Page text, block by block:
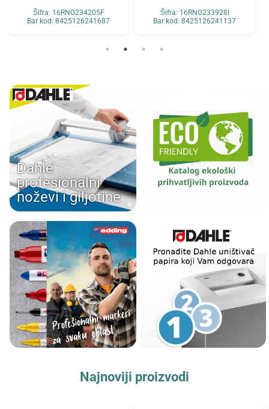
Šifra: 16RNG234205F
Bar kod: 8425126241687
Šifra: 16RNG233928I
Bar kod: 8425126241137
Dahle
profesionalni
noževi i giljotine
Najnoviji proizvodi